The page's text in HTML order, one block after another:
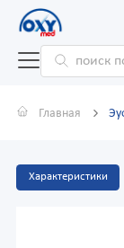
Главная
Характеристики